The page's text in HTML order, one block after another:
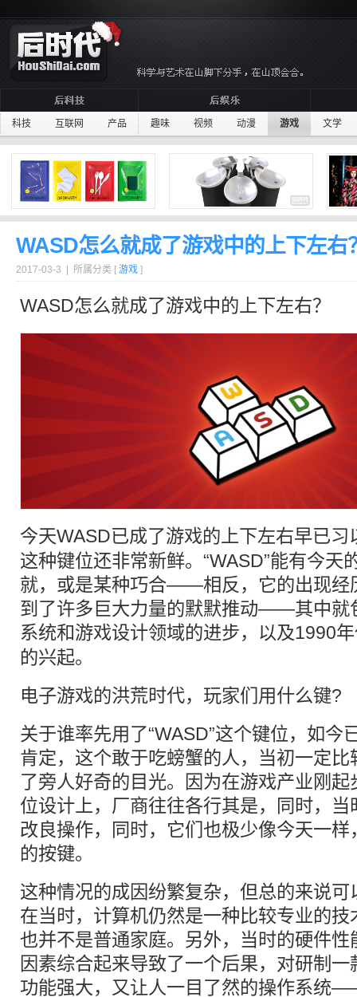
科技 互联网 产品 趣味 视频 动漫 游戏 文学
WASD怎么就成了游戏中的上下左右
2017-03-3 | 所属分类 [ 游戏 ]
WASD怎么就成了游戏中的上下左右？
今天WASD已成了游戏的上下左右早已
这种键位还非常新鲜。“WASD”能有今天
就，或是某种巧合——相反，它的出现经
到了许多巨大力量的默默推动——其中就
系统和游戏设计领域的进步，以及1990
的兴起。
电子游戏的洪荒时代，玩家们用什么键?
关于谁率先用了“WASD”这个键位，如今
肯定，这个敢于吃螃蟹的人，当初一定
了旁人好奇的目光。因为在游戏产业刚
位设计上，厂商往往各行其是，同时，
改良操作，同时，它们也极少像今天一
的按键。
这种情况的成因纷繁复杂，但总的来说
在当时，计算机仍然是一种比较专业的
也并不是普通家庭。另外，当时的硬件
因素综合起来导致了一个后果，对研制
功能强大，又让人一目了然的操作系统